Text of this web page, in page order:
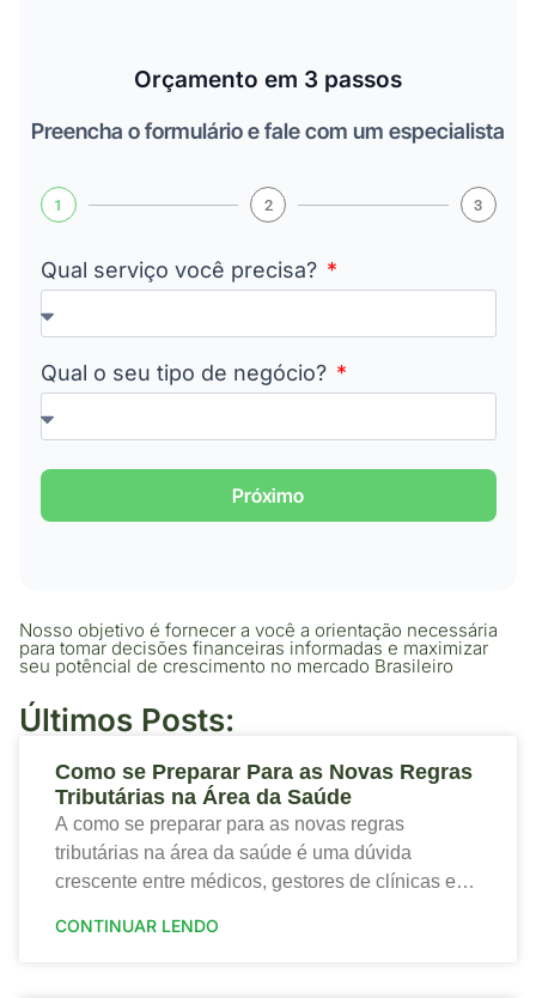
Orçamento em 3 passos
Preencha o formulário e fale com um especialista
1 2 3
Qual serviço você precisa?
Qual o seu tipo de negócio?
Próximo
Nosso objetivo é fornecer a você a orientação necessária
para tomar decisões financeiras informadas e maximizar
seu potêncial de crescimento no mercado Brasileiro
Últimos Posts:
Como se Preparar Para as Novas Regras
Tributárias na Área da Saúde
A como se preparar para as novas regras
tributárias na área da saúde é uma dúvida
crescente entre médicos, gestores de clínicas e
financeira
CONTINUAR LENDO